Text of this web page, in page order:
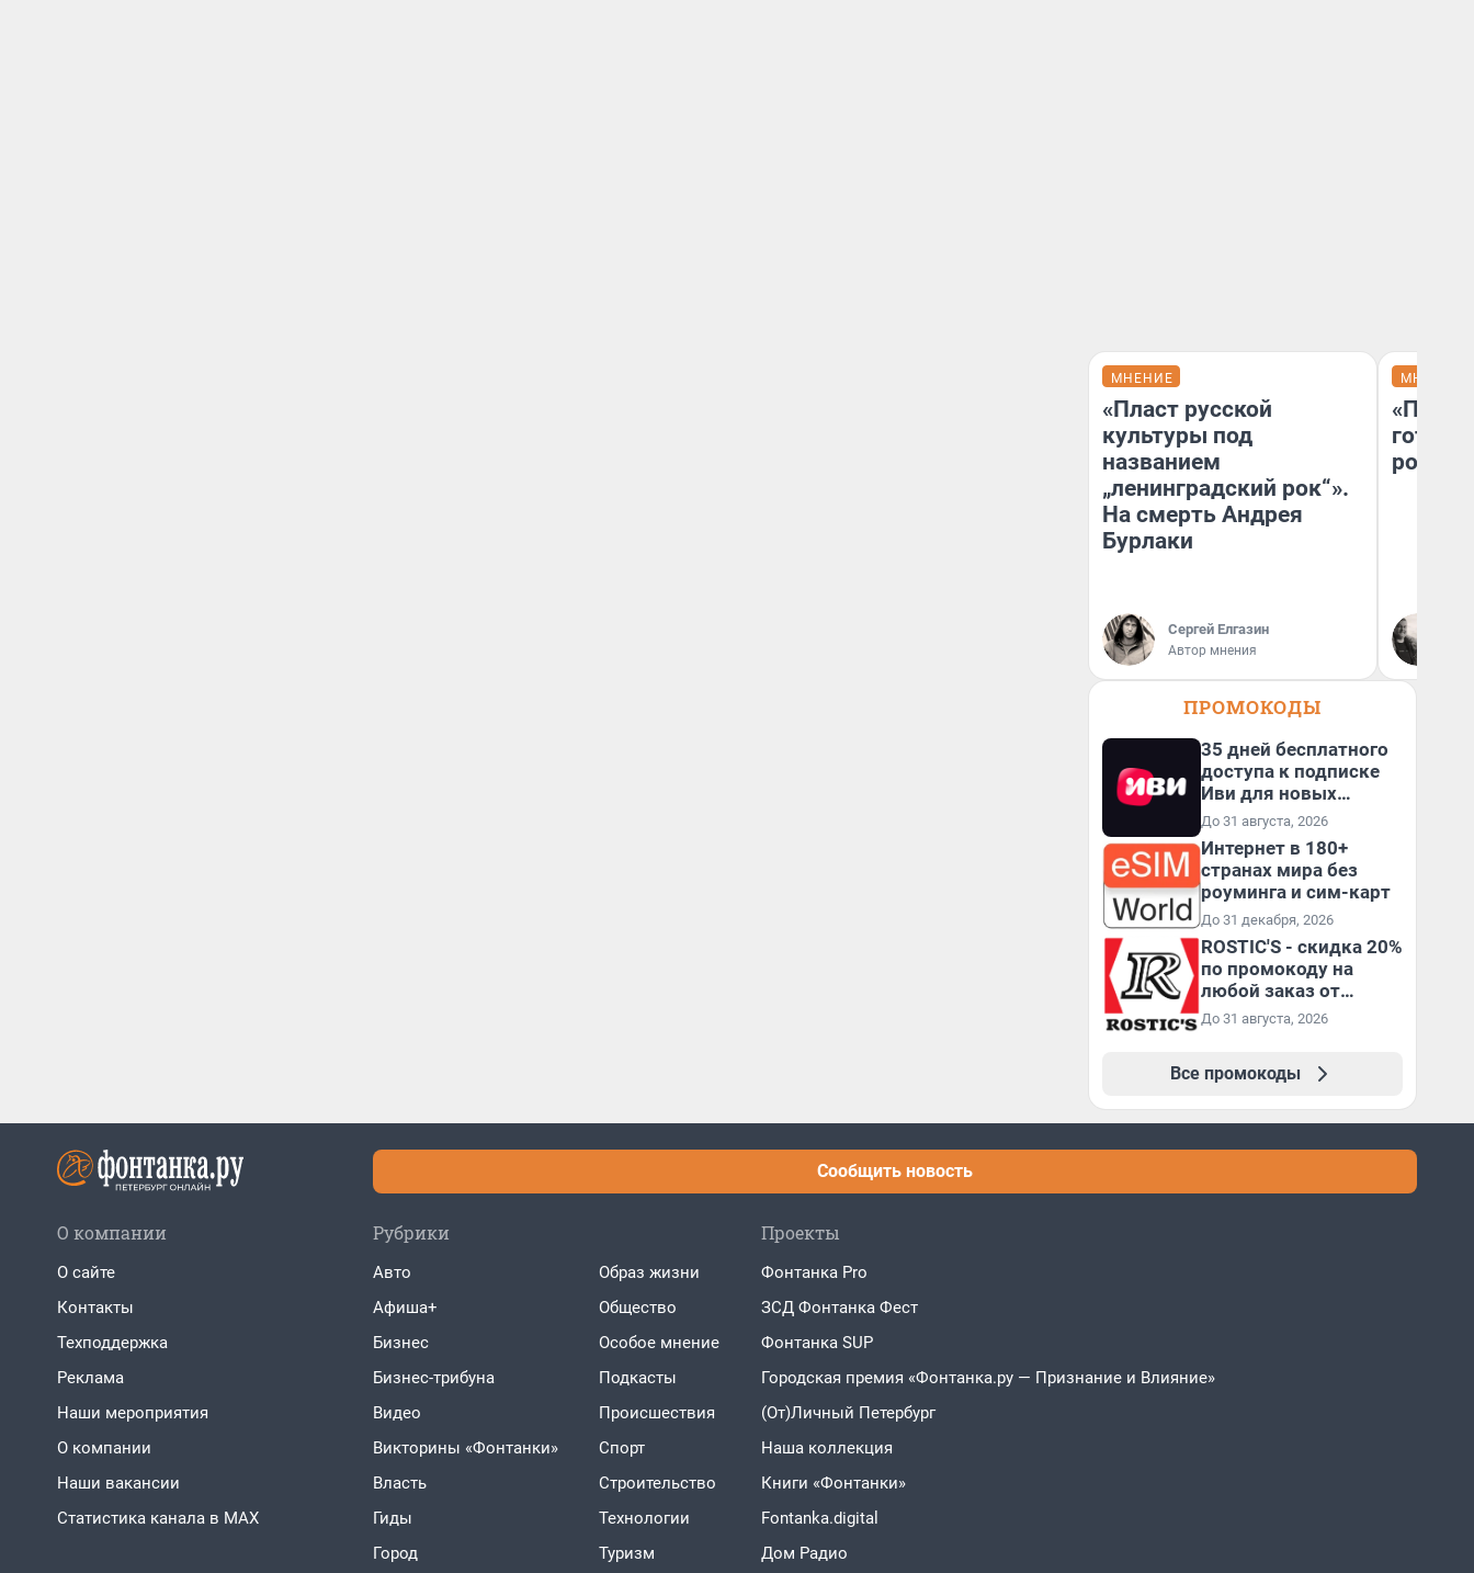
МНЕНИЕ
«Пласт русской
культуры под
названием
„ленинградский рок“».
На смерть Андрея
Бурлаки
Сергей Елгазин
Автор мнения
МНЕНИЕ
готов
ПРОМОКОДЫ
35 дней бесплатного
доступа к подписке
Иви для новых
пользователей
До 31 августа, 2026
Интернет в 180+
странах мира без
роуминга и сим-карт
До 31 декабря, 2026
ROSTIC'S - скидка 20%
по промокоду на
любой заказ от
3199₽!
До 31 августа, 2026
Все промокоды
Сообщить новость
О компании
О сайте
Контакты
Техподдержка
Реклама
Наши мероприятия
О компании
Наши вакансии
Статистика канала в MAX
Рубрики
Авто
Афиша+
Бизнес
Бизнес-трибуна
Видео
Викторины «Фонтанки»
Власть
Гиды
Город
Образ жизни
Общество
Особое мнение
Подкасты
Проиcшествия
Спорт
Строительство
Технологии
Туризм
Проекты
Фонтанка Pro
ЗСД Фонтанка Фест
Фонтанка SUP
Городская премия «Фонтанка.ру — Признание и Влияние»
(От)Личный Петербург
Наша коллекция
Книги «Фонтанки»
Fontanka.digital
Дом Радио